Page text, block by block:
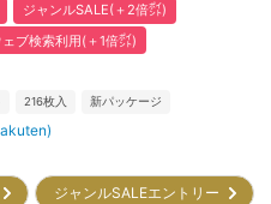
ジャンルSALE(＋2倍㌽)
ェブ検索利用(＋1倍㌽)
216枚入 新パッケージ
ジャンルSALEエントリー